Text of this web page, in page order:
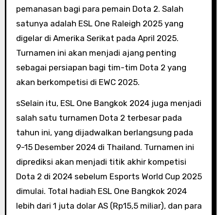
pemanasan bagi para pemain Dota 2. Salah
satunya adalah ESL One Raleigh 2025 yang
digelar di Amerika Serikat pada April 2025.
Turnamen ini akan menjadi ajang penting
sebagai persiapan bagi tim-tim Dota 2 yang
akan berkompetisi di EWC 2025.
sSelain itu, ESL One Bangkok 2024 juga menjadi
salah satu turnamen Dota 2 terbesar pada
tahun ini, yang dijadwalkan berlangsung pada
9-15 Desember 2024 di Thailand. Turnamen ini
diprediksi akan menjadi titik akhir kompetisi
Dota 2 di 2024 sebelum Esports World Cup 2025
dimulai. Total hadiah ESL One Bangkok 2024
lebih dari 1 juta dolar AS (Rp15,5 miliar), dan para